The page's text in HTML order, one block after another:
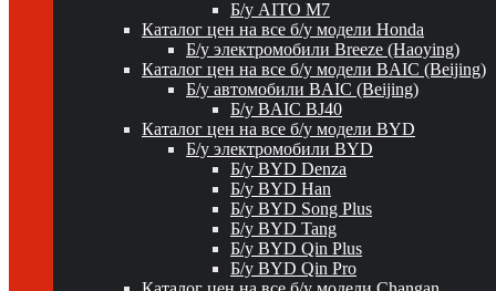
Б/у AITO M7
Каталог цен на все б/у модели Honda
Б/у электромобили Breeze (Haoying)
Каталог цен на все б/у модели BAIC (Beijing)
Б/у автомобили BAIC (Beijing)
Б/у BAIC BJ40
Каталог цен на все б/у модели BYD
Б/у электромобили BYD
Б/у BYD Denza
Б/у BYD Han
Б/у BYD Song Plus
Б/у BYD Tang
Б/у BYD Qin Plus
Б/у BYD Qin Pro